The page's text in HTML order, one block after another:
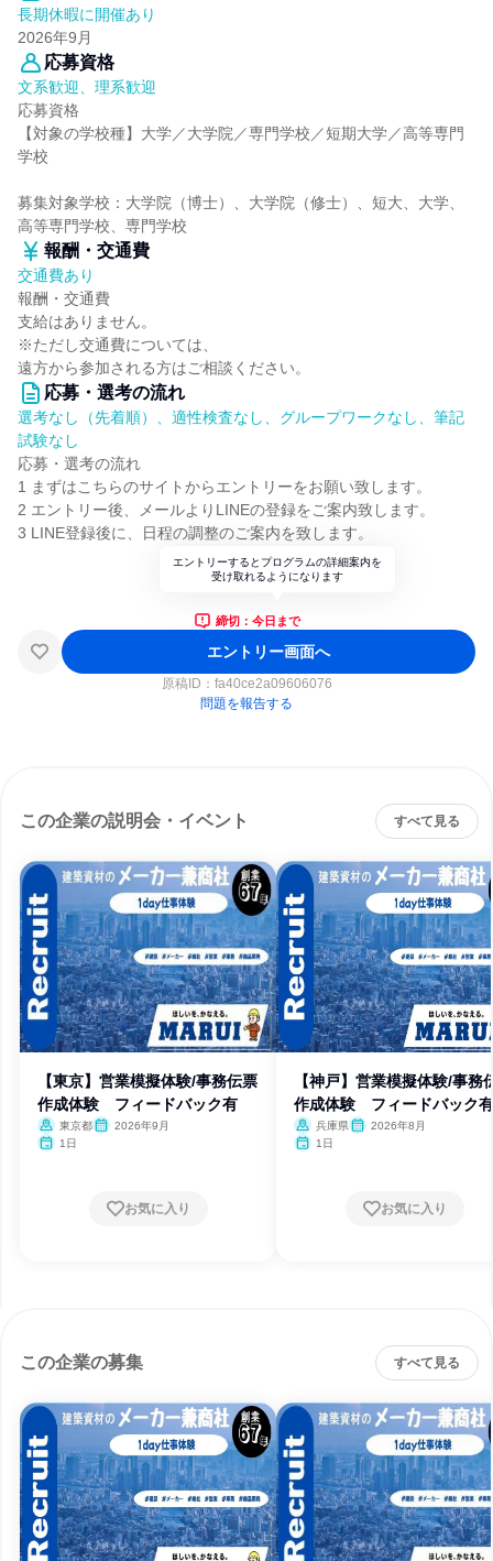
長期休暇に開催あり
2026年9月
応募資格
文系歓迎、理系歓迎
応募資格
【対象の学校種】大学／大学院／専門学校／短期大学／高等専門
学校
募集対象学校：大学院（博士）、大学院（修士）、短大、大学、
高等専門学校、専門学校
報酬・交通費
交通費あり
報酬・交通費
支給はありません。
※ただし交通費については、
遠方から参加される方はご相談ください。
応募・選考の流れ
選考なし（先着順）、適性検査なし、グループワークなし、筆記
試験なし
応募・選考の流れ
1 まずはこちらのサイトからエントリーをお願い致します。
2 エントリー後、メールよりLINEの登録をご案内致します。
3 LINE登録後に、日程の調整のご案内を致します。
エントリーするとプログラムの詳細案内を
受け取れるようになります
締切：今日まで
エントリー画面へ
原稿ID： fa40ce2a09606076
問題を報告する
この企業の説明会・イベント すべて見る
【東京】営業模擬体験/事務伝票
作成体験 フィードバック有
東京都
2026年9月
1日
お気に入り
【神戸】営業模擬体験/事務
作成体験 フィードバック有
兵庫県
2026年8月
1日
お気に入り
この企業の募集 すべて見る